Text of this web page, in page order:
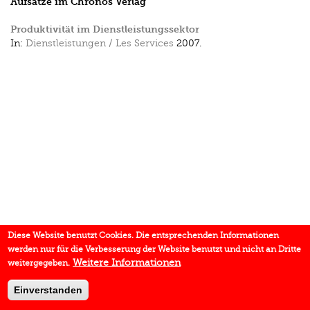
Produktivität im Dienstleistungssektor
In: Dienstleistungen / Les Services 2007.
Diese Website benutzt Cookies. Die entsprechenden Informationen
werden nur für die Verbesserung der Website benutzt und nicht an Dritte
weitergegeben. Weitere Informationen
Einverstanden